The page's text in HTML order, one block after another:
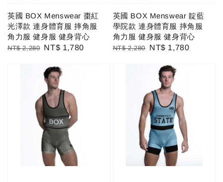
英國 BOX Menswear 棗紅
光澤款 連身體育服 摔角服
角力服 健身服 健身背心
Regular
NT$ 2,280 Sale
NT$ 1,780
英國 BOX Menswear 靛藍
學院款 連身體育服 摔角服
角力服 健身服 健身背心
Regular
NT$ 2,280
Sale
NT$ 1,780